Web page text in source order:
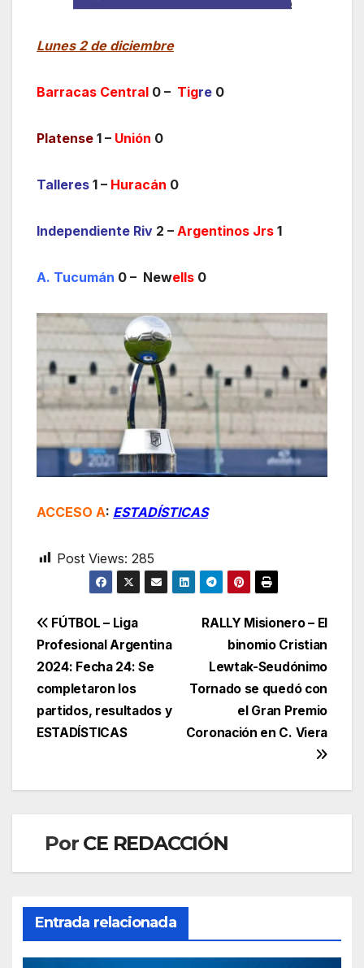
Lunes 2 de diciembre
Barracas Central 0 – Tigre 0
Platense 1 – Unión 0
Talleres 1 – Huracán 0
Independiente Riv 2 – Argentinos Jrs 1
A. Tucumán 0 – Newells 0
ACCESO A: ESTADÍSTICAS
Post Views: 285
Navegación
de
entradas
RALLY Misionero – El
binomio Cristian
Lewtak-Seudónimo
Tornado se quedó con
el Gran Premio
Coronación en C. Viera
FÚTBOL – Liga
Profesional Argentina
2024: Fecha 24: Se
completaron los
partidos, resultados y
ESTADÍSTICAS
Por CE REDACCIÓN
Entrada relacionada